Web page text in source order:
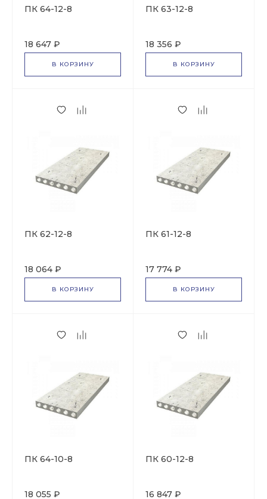
ПК 64-12-8
18 647 ₽
В КОРЗИНУ
ПК 63-12-8
18 356 ₽
В КОРЗИНУ
ПК 62-12-8
18 064 ₽
В КОРЗИНУ
ПК 61-12-8
17 774 ₽
В КОРЗИНУ
ПК 64-10-8
18 055 ₽
ПК 60-12-8
16 847 ₽